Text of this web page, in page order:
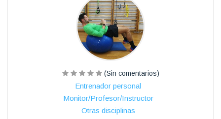
(Sin comentarios)
Entrenador personal
Monitor/Profesor/Instructor
Otras disciplinas